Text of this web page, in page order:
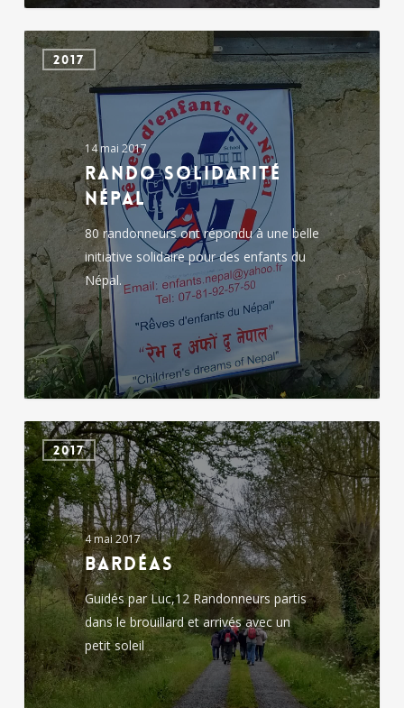
rando
solidarité
Népal
2017
14 mai 2017
rando solidarité
Népal
80 randonneurs ont répondu à une belle
initiative solidaire pour des enfants du
Népal.
Bardéas
2017
4 mai 2017
Bardéas
Guidés par Luc,12 Randonneurs partis
dans le brouillard et arrivés avec un
petit soleil